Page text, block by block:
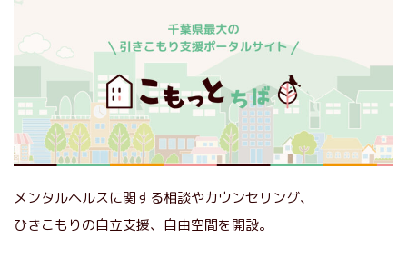
メンタルヘルスに関する相談やカウンセリング、
ひきこもりの自立支援、自由空間を開設。